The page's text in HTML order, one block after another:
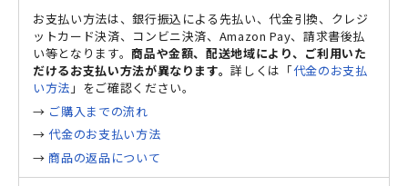
お支払い方法は、銀行振込による先払い、代金引換、クレジ
ットカード決済、コンビニ決済、Amazon Pay、請求書後払
い等となります。商品や金額、配送地域により、ご利用いた
だけるお支払い方法が異なります。詳しくは「代金のお支払
い方法 」をご確認ください。
→ ご購入までの流れ
→代金のお支払い方法
→ 商品の返品について